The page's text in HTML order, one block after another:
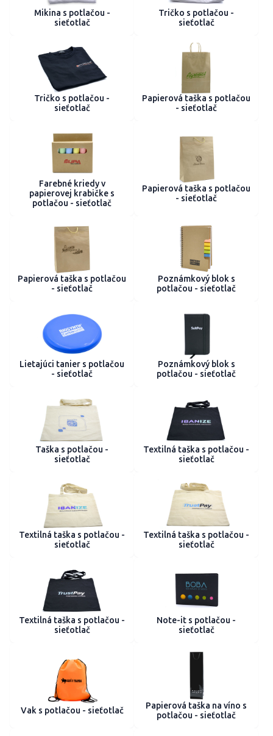
Mikina s potlačou -
sieťotlač
Tričko s potlačou -
sieťotlač
Tričko s potlačou -
sieťotlač
Papierová taška s potlačou
- sieťotlač
Farebné kriedy v
papierovej krabičke s
potlačou - sieťotlač
Papierová taška s potlačou
- sieťotlač
Papierová taška s potlačou
- sieťotlač
Poznámkový blok s
potlačou - sieťotlač
Lietajúci tanier s potlačou
- sieťotlač
Poznámkový blok s
potlačou - sieťotlač
Taška s potlačou -
sieťotlač
Textilná taška s potlačou -
sieťotlač
Textilná taška s potlačou -
sieťotlač
Textilná taška s potlačou -
sieťotlač
Textilná taška s potlačou -
sieťotlač
Note-it s potlačou -
sieťotlač
Vak s potlačou - sieťotlač
Papierová taška na víno s
potlačou - sieťotlač